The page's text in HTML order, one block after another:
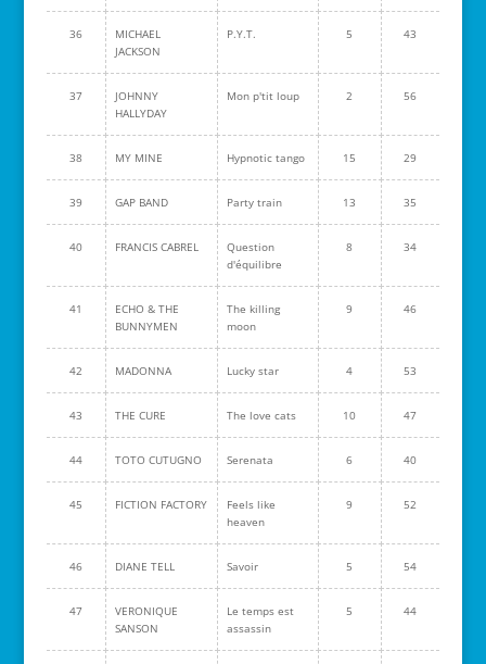
36
MICHAEL
JACKSON
P.Y.T. 5 43
37
JOHNNY
HALLYDAY
Mon p'tit loup 2 56
38 MY MINE Hypnotic tango 15 29
39 GAP BAND Party train 13 35
40 FRANCIS CABREL
Question
d'équilibre
8 34
41
ECHO & THE
BUNNYMEN
The killing
moon
9 46
42 MADONNA Lucky star 4 53
43 THE CURE The love cats 10 47
44 TOTO CUTUGNO Serenata 6 40
45 FICTION FACTORY
Feels like
heaven
9 52
46 DIANE TELL Savoir 5 54
47
VERONIQUE
SANSON
Le temps est
assassin
5 44